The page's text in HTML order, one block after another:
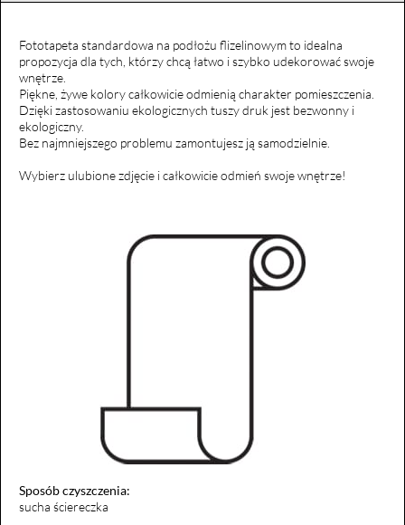
Fototapeta standardowa na podłożu flizelinowym to idealna
propozycja dla tych, którzy chcą łatwo i szybko udekorować swoje
wnętrze.
Piękne, żywe kolory całkowicie odmienią charakter pomieszczenia.
Dzięki zastosowaniu ekologicznych tuszy druk jest bezwonny i
ekologiczny.
Bez najmniejszego problemu zamontujesz ją samodzielnie.
Wybierz ulubione zdjęcie i całkowicie odmień swoje wnętrze!
Sposób czyszczenia:
sucha ściereczka